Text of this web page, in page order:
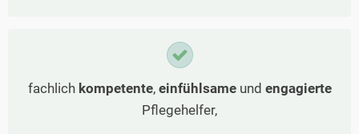
fachlich kompetente, einfühlsameund engagierte
Pflegehelfer,